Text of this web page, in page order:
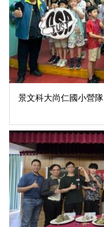
景文科大尚仁國小營隊